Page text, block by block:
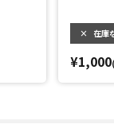
× 在庫
¥1,000